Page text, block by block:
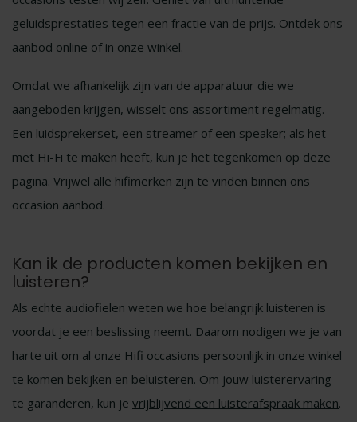
geluidsprestaties tegen een fractie van de prijs. Ontdek ons
aanbod online of in onze winkel.
Omdat we afhankelijk zijn van de apparatuur die we
aangeboden krijgen, wisselt ons assortiment regelmatig.
Een luidsprekerset, een streamer of een speaker; als het
met Hi-Fi te maken heeft, kun je het tegenkomen op deze
pagina. Vrijwel alle hifimerken zijn te vinden binnen ons
occasion aanbod.
Kan ik de producten komen bekijken en
luisteren?
Als echte audiofielen weten we hoe belangrijk luisteren is
voordat je een beslissing neemt. Daarom nodigen we je van
harte uit om al onze Hifi occasions persoonlijk in onze winkel
te komen bekijken en beluisteren. Om jouw luisterervaring
te garanderen, kun je vrijblijvend een luisterafspraak maken.